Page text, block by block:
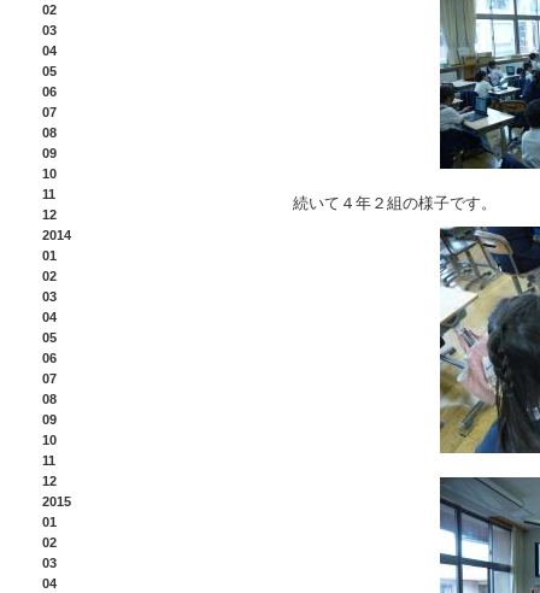
続いて４年２組の様子です。
02
03
04
05
06
07
08
09
10
11
12
2014
01
02
03
04
05
06
07
08
09
10
11
12
2015
01
02
03
04